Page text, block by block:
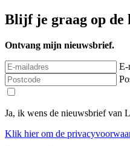
Blijf je graag op de
Ontvang mijn nieuwsbrief.
E-
Ja, ik wens de nieuwsbrief van
Klik hierom de